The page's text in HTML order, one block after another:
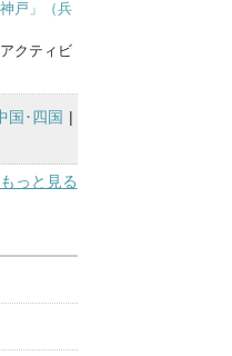
戸」（兵
クティビ
国･四国
っと見る